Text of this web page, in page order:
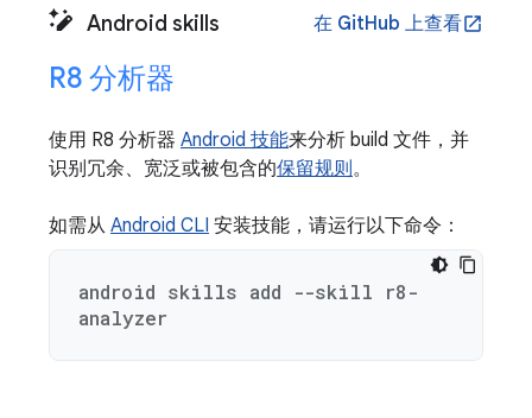
Android skills 在 GitHub 上查看open_in_new
R8 分析器
使用 R8 分析器 Android 技能来分析 build 文件，并
识别冗余、宽泛或被包含的保留规则。
如需从 Android CLI 安装技能，请运行以下命令：
android skills add --skill r8-
analyzer